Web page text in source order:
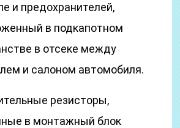
и предохранителей,
в подкапотном
в отсеке между
и салоном автомобиля.
резисторы,
в монтажный блок